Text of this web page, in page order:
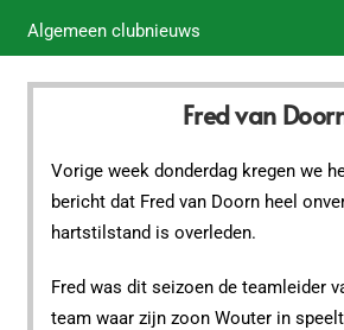
Algemeen clubnieuws
Fred van
Vorige week donderdag kregen we
bericht dat Fred van Doorn heel
hartstilstand is overleden.
Fred was dit seizoen de teamleider
team waar zijn zoon Wouter in